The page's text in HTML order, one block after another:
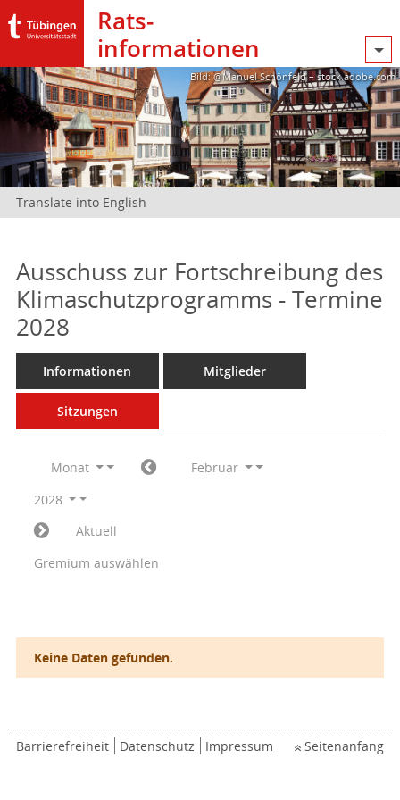
Rats­
informationen
Bild: @Manuel Schönfeld – stock.adobe.com
Translate into English
Ausschuss zur Fortschreibung des
Klimaschutzprogramms - Termine
2028
Informationen Mitglieder
Sitzungen
Monat
Februar
2028
Aktuell
Gremium auswählen
Keine Daten gefunden.
Barrierefreiheit Datenschutz Impressum Seitenanfang